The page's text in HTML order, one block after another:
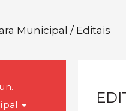
Municipal / Editais